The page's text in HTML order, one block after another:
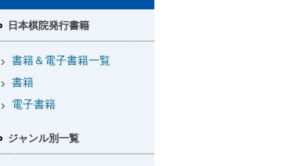
日本棋院発行書籍
書籍＆電子書籍一覧
書籍
電子書籍
ジャンル別一覧